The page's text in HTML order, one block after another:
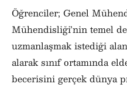
Öğrenciler; Genel
Mühendisliği’nin temel
uzmanlaşmak istediği
alarak sınıf ortamında
becerisini gerçek dünya